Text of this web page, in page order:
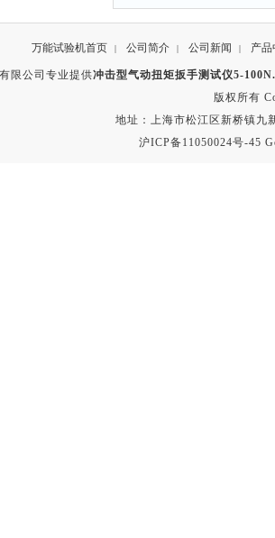
万能试验机首页 | 公司简介 | 公司新闻 | 产品
限公司专业提供冲击型气动扭矩扳手测试仪5-
版权所有
地址：上海市松江区新桥镇九
沪ICP备11050024号-45